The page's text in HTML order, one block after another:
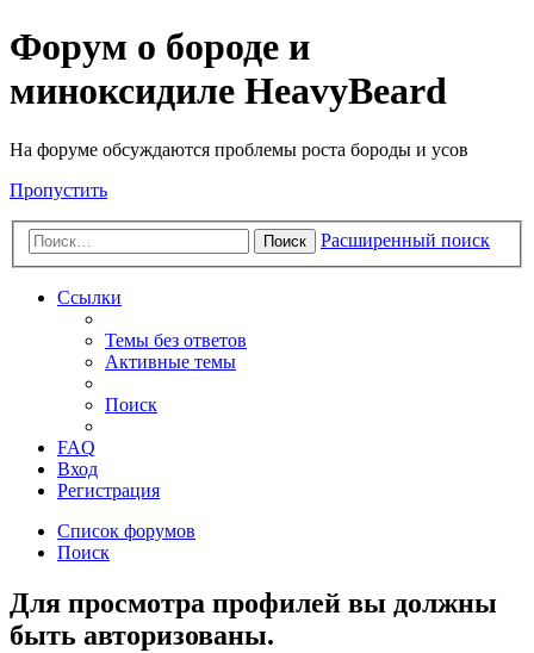
Форум о бороде и
миноксидиле HeavyBeard
На форуме обсуждаются проблемы роста бороды и усов
Пропустить
Поиск Расширенный поиск
Ссылки
Темы без ответов
Активные темы
Поиск
FAQ
Вход
Регистрация
Список форумов
Поиск
Для просмотра профилей вы должны
быть авторизованы.